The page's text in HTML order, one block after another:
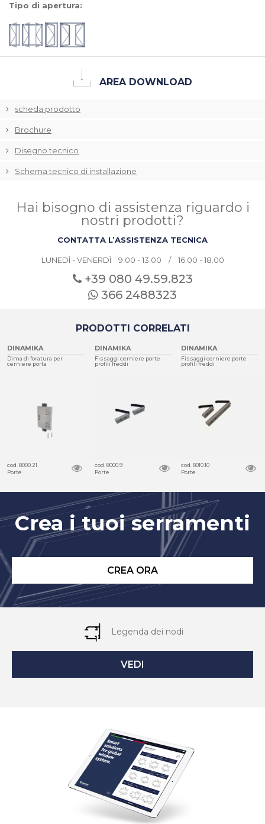
Tipo di apertura:
AREA DOWNLOAD
scheda prodotto
Brochure
Disegno tecnico
Schema tecnico di installazione
Hai bisogno di assistenza riguardo i
nostri prodotti?
CONTATTA L’ASSISTENZA TECNICA
LUNEDÌ - VENERDÌ 9.00 - 13.00 / 16.00 - 18.00
+39 080 49.59.823
366 2488323
PRODOTTI CORRELATI
DINAMIKA
Dima di foratura per
cerniere porta
cod. 8000.21
Porte
DINAMIKA
Fissaggi cerniere porte
profili freddi
cod. 8000.9
Porte
DINAMIKA
Fissaggi cerniere porte
profili freddi
cod. 8010.10
Porte
Crea i tuoi serramenti
CREA ORA
Legenda dei nodi
VEDI